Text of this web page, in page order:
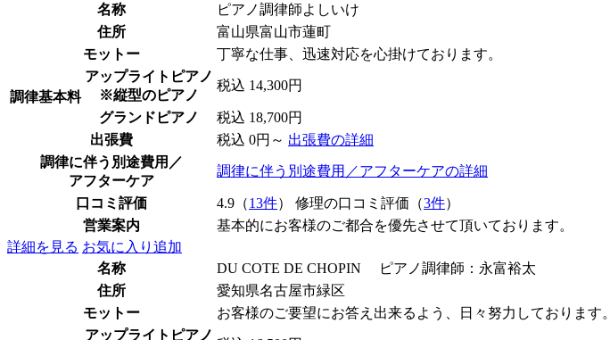
名称
ピアノ調律師よしいけ
住所
富山県富山市蓮町
モットー
丁寧な仕事、迅速対応を心掛けております。
調律基本料
アップライトピアノ
※縦型のピアノ
税込 14,300円
グランドピアノ
税込 18,700円
出張費
税込 0円～ 出張費の詳細
調律に伴う別途費用／
アフターケア
調律に伴う別途費用／アフターケアの詳細
口コミ評価 4.9（13件） 修理の口コミ評価（3件）
営業案内
基本的にお客様のご都合を優先させて頂いております。
詳細を見る お気に入り追加
名称
DU COTE DE CHOPIN ピアノ調律師：永富裕太
住所
愛知県名古屋市緑区
モットー
お客様のご要望にお答え出来るよう、日々努力しております。
アップライトピアノ